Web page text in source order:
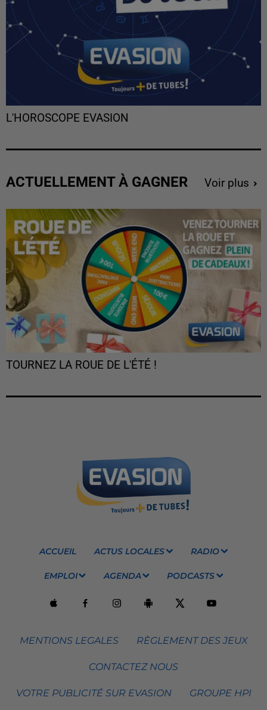
L'HOROSCOPE EVASION
ACTUELLEMENT À GAGNER Voir plus
TOURNEZ LA ROUE DE L'ÉTÉ !
ACCUEIL ACTUS LOCALES RADIO
EMPLOI AGENDA PODCASTS
MENTIONS LEGALES RÈGLEMENT DES JEUX
CONTACTEZ NOUS
VOTRE PUBLICITÉ SUR EVASION GROUPE HPI